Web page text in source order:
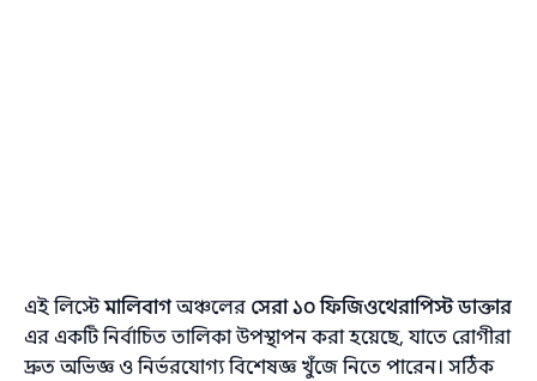
এই লিস্টেমালিবাগঅঞ্চলের সেরা ১০ ফিজিওথেরাপিস্ট ডাক্তার
এর একটি নির্বাচিত তালিকা উপস্থাপন করা হয়েছে, যাতে রোগীরা
দ্রুত অভিজ্ঞ ও নির্ভরযোগ্য বিশেষজ্ঞ খুঁজে নিতে পারেন। সঠিক